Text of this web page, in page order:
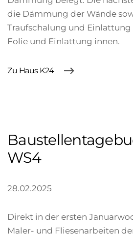
die Dämmung der Wände
Traufschalung und Einlattung
Folie und Einlattung innen.
Zu Haus K24
WS4
28.02.2025
Direkt in der ersten
Maler- und Fliesenarbeiten